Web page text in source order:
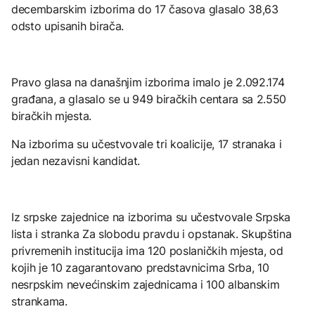
decembarskim izborima do 17 časova glasalo 38,63
odsto upisanih birača.
Pravo glasa na današnjim izborima imalo je 2.092.174
građana, a glasalo se u 949 biračkih centara sa 2.550
biračkih mjesta.
Na izborima su učestvovale tri koalicije, 17 stranaka i
jedan nezavisni kandidat.
Iz srpske zajednice na izborima su učestvovale Srpska
lista i stranka Za slobodu pravdu i opstanak. Skupština
privremenih institucija ima 120 poslaničkih mjesta, od
kojih je 10 zagarantovano predstavnicima Srba, 10
nesrpskim nevećinskim zajednicama i 100 albanskim
strankama.